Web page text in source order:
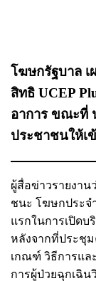
โฆษกรัฐบาล เ
สิทธิ UCEP
อาการ ขณะที่
ประชาชนให้เ
ผู้สื่อข่าวรายงาน
ชนะ โฆษกประจ
แรกในการเปิดบ
หลังจากที่ประชุ
เกณฑ์ วิธีการแล
การผู้ป่วยฉุกเฉิน